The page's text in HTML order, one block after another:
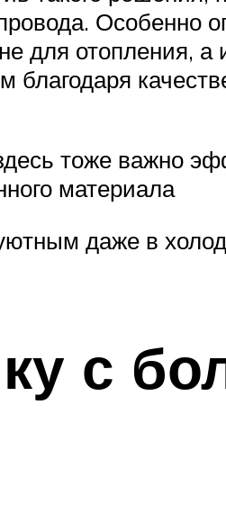
Особенно
для отопления, а
благодаря
тоже важно
материала
даже в
с